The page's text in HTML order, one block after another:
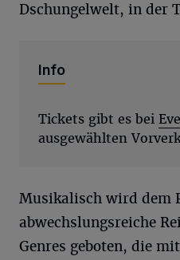
Dschungelwelt, in der
Info
Tickets gibt es bei
ausgewählten
Musikalisch wird dem
abwechslungsreiche
Genres geboten, die